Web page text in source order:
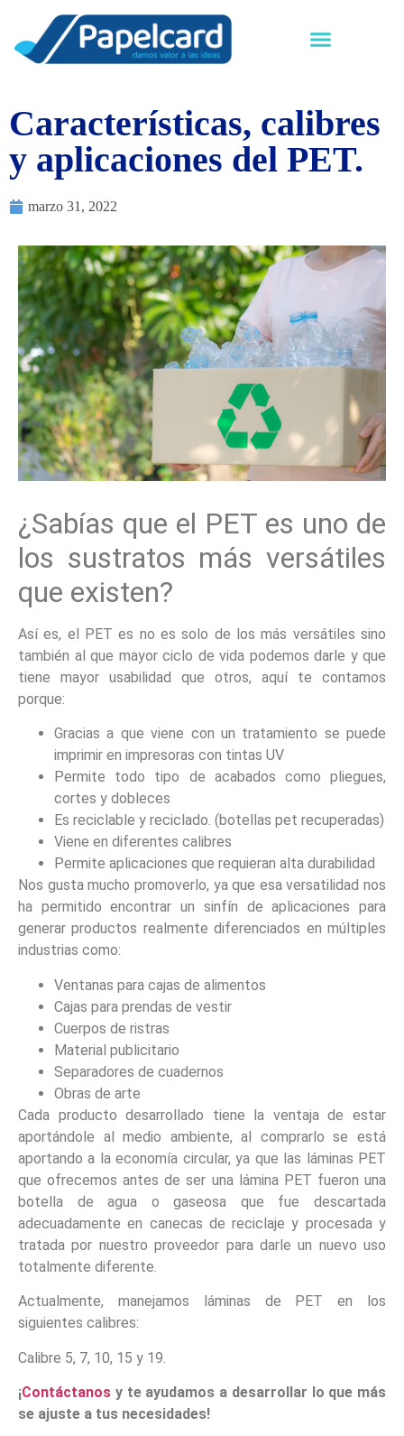
Características, calibres
y aplicaciones del PET.
marzo 31, 2022
¿Sabías que el PET es uno de
los sustratos más versátiles
que existen?
Así es, el PET es no es solo de los más versátiles sino
también al que mayor ciclo de vida podemos darle y que
tiene mayor usabilidad que otros, aquí te contamos
porque:
Gracias a que viene con un tratamiento se puede
imprimir en impresoras con tintas UV
Permite todo tipo de acabados como pliegues,
cortes y dobleces
Es reciclable y reciclado. (botellas pet recuperadas)
Viene en diferentes calibres
Permite aplicaciones que requieran alta durabilidad
Nos gusta mucho promoverlo, ya que esa versatilidad nos
ha permitido encontrar un sinfín de aplicaciones para
generar productos realmente diferenciados en múltiples
industrias como:
Ventanas para cajas de alimentos
Cajas para prendas de vestir
Cuerpos de ristras
Material publicitario
Separadores de cuadernos
Obras de arte
Cada producto desarrollado tiene la ventaja de estar
aportándole al medio ambiente, al comprarlo se está
aportando a la economía circular, ya que las láminas PET
que ofrecemos antes de ser una lámina PET fueron una
botella de agua o gaseosa que fue descartada
adecuadamente en canecas de reciclaje y procesada y
tratada por nuestro proveedor para darle un nuevo uso
totalmente diferente.
Actualmente, manejamos láminas de PET en los
siguientes calibres:
Calibre 5, 7, 10, 15 y 19.
¡Contáctanos y te ayudamos a desarrollar lo que más
se ajuste a tus necesidades!